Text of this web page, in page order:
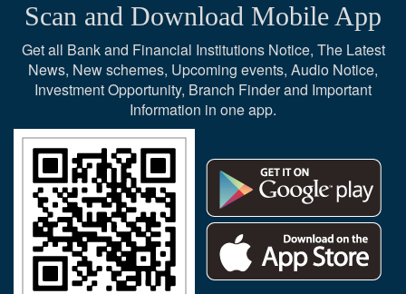
Scan and Download Mobile App
Get all Bank and Financial Institutions Notice, The Latest
News, New schemes, Upcoming events, Audio Notice,
Investment Opportunity, Branch Finder and Important
Information in one app.